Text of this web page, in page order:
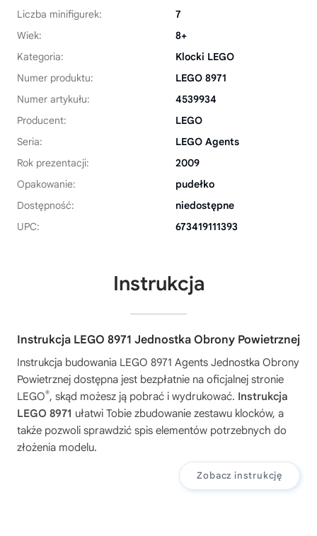
Liczba minifigurek:
7
Wiek:
8+
Kategoria:
Klocki LEGO
Numer produktu:
LEGO 8971
Numer artykułu:
4539934
Producent:
LEGO
Seria:
LEGO Agents
Rok prezentacji:
2009
Opakowanie:
pudełko
Dostępność:
niedostępne
UPC:
673419111393
Instrukcja
Instrukcja LEGO 8971 Jednostka Obrony Powietrznej
Instrukcja budowania LEGO 8971 Agents Jednostka Obrony
Powietrznej dostępna jest bezpłatnie na oficjalnej stronie
LEGO®, skąd możesz ją pobrać i wydrukować. Instrukcja
LEGO 8971 ułatwi Tobie zbudowanie zestawu klocków, a
także pozwoli sprawdzić spis elementów potrzebnych do
złożenia modelu.
Zobacz instrukcję